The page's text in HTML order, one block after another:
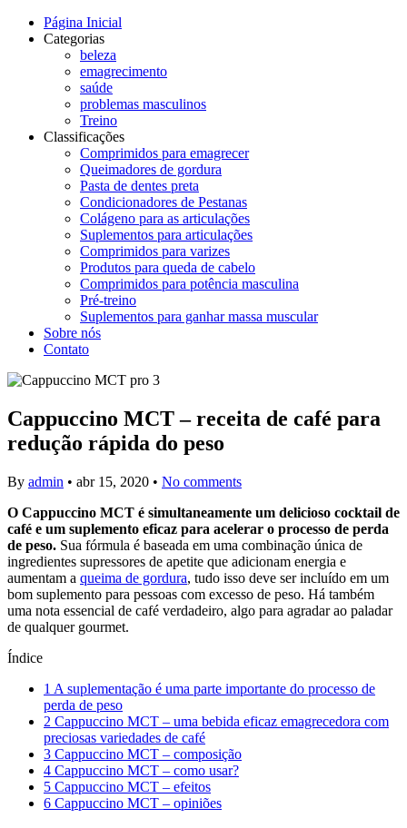
Página Inicial
Categorias
beleza
emagrecimento
saúde
problemas masculinos
Treino
Classificações
Comprimidos para emagrecer
Queimadores de gordura
Pasta de dentes preta
Condicionadores de Pestanas
Colágeno para as articulações
Suplementos para articulações
Comprimidos para varizes
Produtos para queda de cabelo
Comprimidos para potência masculina
Pré-treino
Suplementos para ganhar massa muscular
Sobre nós
Contato
Cappuccino MCT – receita de café para
redução rápida do peso
By admin • abr 15, 2020 • No comments
O Cappuccino MCT é simultaneamente um delicioso cocktail de
café e um suplemento eficaz para acelerar o processo de perda
de peso. Sua fórmula é baseada em uma combinação única de
ingredientes supressores de apetite que adicionam energia e
aumentam a queima de gordura, tudo isso deve ser incluído em um
bom suplemento para pessoas com excesso de peso. Há também
uma nota essencial de café verdadeiro, algo para agradar ao paladar
de qualquer gourmet.
Índice
1 A suplementação é uma parte importante do processo de
perda de peso
2 Cappuccino MCT – uma bebida eficaz emagrecedora com
preciosas variedades de café
3 Cappuccino MCT – composição
4 Cappuccino MCT – como usar?
5 Cappuccino MCT – efeitos
6 Cappuccino MCT – opiniões